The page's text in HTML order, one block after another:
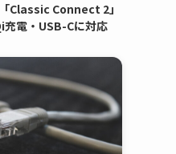
Classic Connect 2」
電・USB-Cに対応